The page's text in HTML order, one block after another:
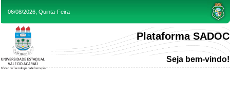
06/08/2026, Quinta-Feira
Plataforma SADOC
Seja bem-vindo!